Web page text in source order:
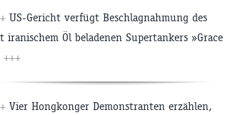
US-Gericht verfügt Beschlagnahmung des
iranischem Öl beladenen Supertankers »Grace
+++
Vier Hongkonger Demonstranten erzählen,